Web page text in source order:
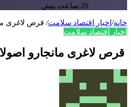
20 ساعت پیش
خانه/ اخبار اقتصاد سلامت/ قرص لاغری
اخبار اقتصاد سلامت
قرص لاغری مانجارو